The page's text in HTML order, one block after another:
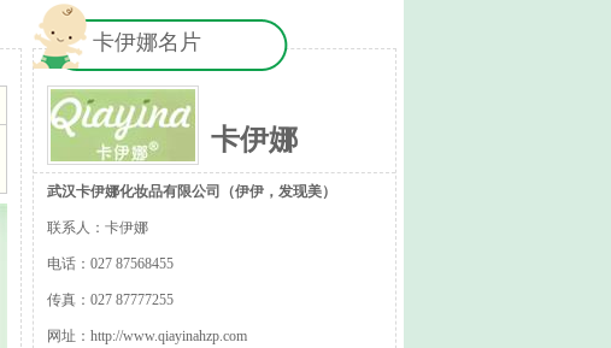
卡伊娜名片
卡伊娜
武汉卡伊娜化妆品有限公司（伊伊，发现美）
联系人：卡伊娜
电话：027 87568455
传真：027 87777255
网址： http://www.qiayinahzp.com